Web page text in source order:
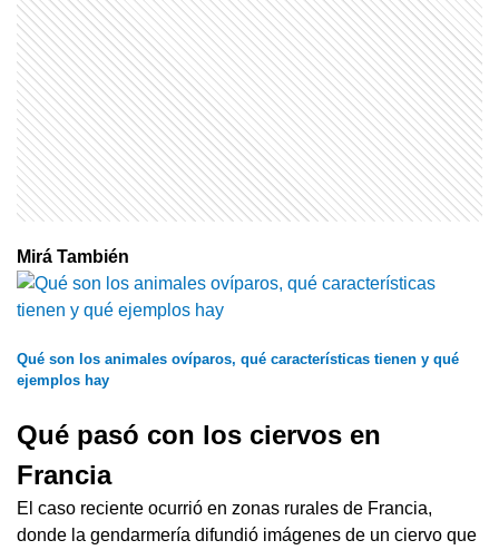
Mirá También
Qué son los animales ovíparos, qué características tienen y qué
ejemplos hay
Qué pasó con los ciervos en
Francia
El caso reciente ocurrió en zonas rurales de Francia,
donde la gendarmería difundió imágenes de un ciervo que